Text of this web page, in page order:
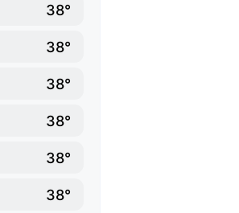
38°
38°
38°
38°
38°
38°